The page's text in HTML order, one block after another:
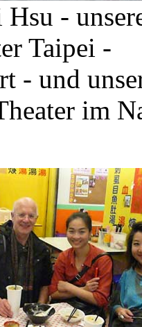
-
Taipei -
- und
im